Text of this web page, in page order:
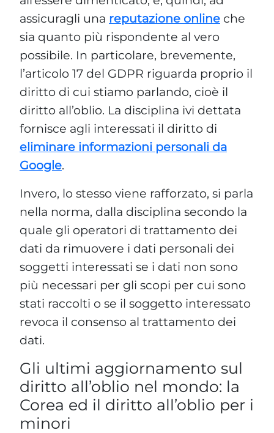
assicuragli una reputazione online che
sia quanto più rispondente al vero
possibile. In particolare, brevemente,
l’articolo 17 del GDPR riguarda proprio il
diritto di cui stiamo parlando, cioè il
diritto all’oblio. La disciplina ivi dettata
fornisce agli interessati il diritto di
eliminare informazioni personali da
Google.
Invero, lo stesso viene rafforzato, si parla
nella norma, dalla disciplina secondo la
quale gli operatori di trattamento dei
dati da rimuovere i dati personali dei
soggetti interessati se i dati non sono
più necessari per gli scopi per cui sono
stati raccolti o se il soggetto interessato
revoca il consenso al trattamento dei
dati.
Gli ultimi aggiornamento sul
diritto all’oblio nel mondo: la
Corea ed il diritto all’oblio per i
minori